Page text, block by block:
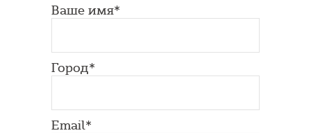
Ваше имя*
Город*
Email*